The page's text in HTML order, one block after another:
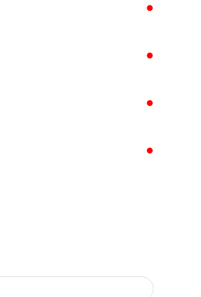
●
●
●
●